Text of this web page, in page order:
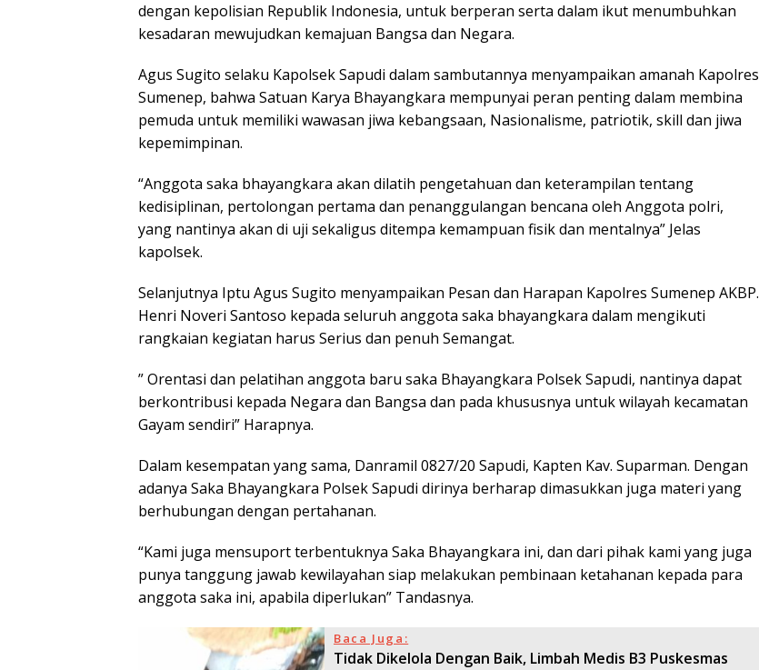
dengan kepolisian Republik Indonesia, untuk berperan serta dalam ikut menumbuhkan
kesadaran mewujudkan kemajuan Bangsa dan Negara.
Agus Sugito selaku Kapolsek Sapudi dalam sambutannya menyampaikan amanah Kapolres
Sumenep, bahwa Satuan Karya Bhayangkara mempunyai peran penting dalam membina
pemuda untuk memiliki wawasan jiwa kebangsaan, Nasionalisme, patriotik, skill dan jiwa
kepemimpinan.
“Anggota saka bhayangkara akan dilatih pengetahuan dan keterampilan tentang
kedisiplinan, pertolongan pertama dan penanggulangan bencana oleh Anggota polri,
yang nantinya akan di uji sekaligus ditempa kemampuan fisik dan mentalnya” Jelas
kapolsek.
Selanjutnya Iptu Agus Sugito menyampaikan Pesan dan Harapan Kapolres Sumenep AKBP.
Henri Noveri Santoso kepada seluruh anggota saka bhayangkara dalam mengikuti
rangkaian kegiatan harus Serius dan penuh Semangat.
” Orentasi dan pelatihan anggota baru saka Bhayangkara Polsek Sapudi, nantinya dapat
berkontribusi kepada Negara dan Bangsa dan pada khususnya untuk wilayah kecamatan
Gayam sendiri” Harapnya.
Dalam kesempatan yang sama, Danramil 0827/20 Sapudi, Kapten Kav. Suparman. Dengan
adanya Saka Bhayangkara Polsek Sapudi dirinya berharap dimasukkan juga materi yang
berhubungan dengan pertahanan.
“Kami juga mensuport terbentuknya Saka Bhayangkara ini, dan dari pihak kami yang juga
punya tanggung jawab kewilayahan siap melakukan pembinaan ketahanan kepada para
anggota saka ini, apabila diperlukan” Tandasnya.
Baca Juga:
Tidak Dikelola Dengan Baik, Limbah Medis B3 Puskesmas